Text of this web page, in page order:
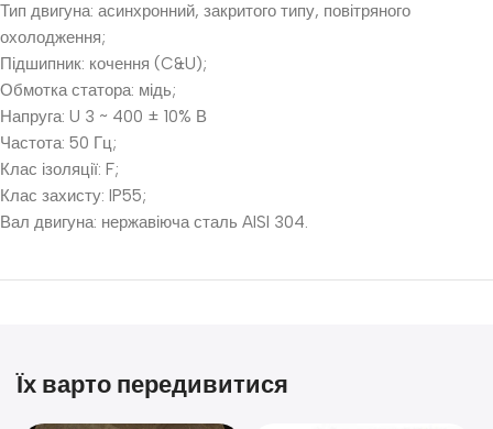
Тип двигуна: асинхронний, закритого типу, повітряного
охолодження;
Підшипник: кочення (C&U);
Обмотка статора: мідь;
Напруга: U 3 ~ 400 ± 10% В
Частота: 50 Гц;
Клас ізоляції: F;
Клас захисту: IP55;
Вал двигуна: нержавіюча сталь AISI 304.
Їх варто передивитися